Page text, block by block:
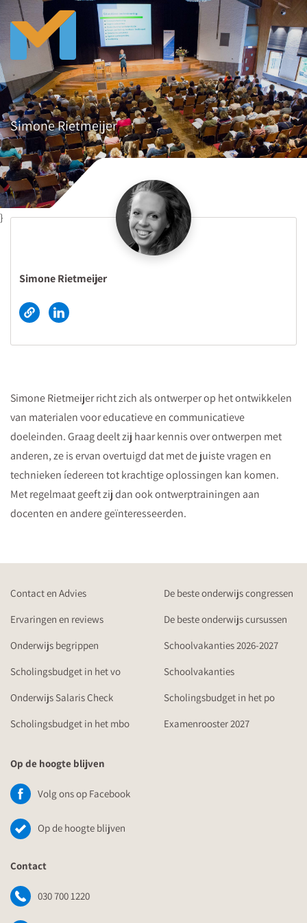
Simone Rietmeijer
}
Simone Rietmeijer
Simone Rietmeijer richt zich als ontwerper op het ontwikkelen
van materialen voor educatieve en communicatieve
doeleinden. Graag deelt zij haar kennis over ontwerpen met
anderen, ze is ervan overtuigd dat met de juiste vragen en
technieken íedereen tot krachtige oplossingen kan komen.
Met regelmaat geeft zij dan ook ontwerptrainingen aan
docenten en andere geïnteresseerden.
Contact en Advies
De beste onderwijs congressen
Ervaringen en reviews
De beste onderwijs cursussen
Onderwijs begrippen
Schoolvakanties 2026-2027
Scholingsbudget in het vo
Schoolvakanties
Onderwijs Salaris Check
Scholingsbudget in het po
Scholingsbudget in het mbo
Examenrooster 2027
Op de hoogte blijven
Volg ons op Facebook
Op de hoogte blijven
Contact
030 700 1220